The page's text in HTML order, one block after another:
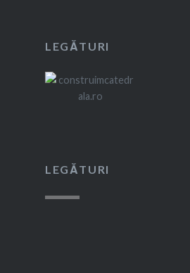
LEGĂTURI
LEGĂTURI